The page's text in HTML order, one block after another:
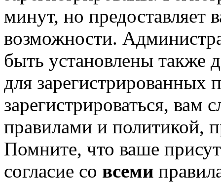
минут, но предоставляет
возможности.
быть установлены также
для зарегистрированных
зарегистрироваться, вам
правилами и политикой,
Помните, что ваше
согласие со всеми